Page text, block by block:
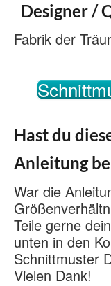
Designer /
Fabrik der
Hast du
Anleitung
War die
Teile gerne
unten in den
Schnittmuster
Vielen Dank!